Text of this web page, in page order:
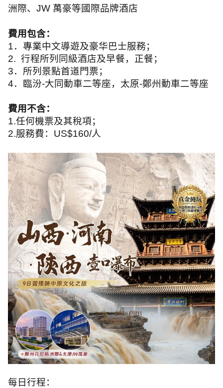
洲際、 JW 萬豪等國際品牌酒店
費用包含：
1．專業中文導遊及豪华巴士服務；
2. 行程所列同級酒店及早餐，正餐；
3．所列景點首道門票；
4．臨汾-大同動車二等座，太原-鄭州動車二等座
費用不含：
1.任何機票及其稅項；
2.服務費： US$160/人
每日行程：